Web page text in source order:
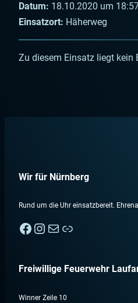
Datum: 18.10.2020 um
Einsatzort: Häherweg
Zu diesem Einsatz liegt kein
Wir für Nürnberg
Rund um die Uhr einsatzbereit.
Facebook Instagram E-Mail Nebenan
Freiwillige Feuerwehr
Winner Zeile 10